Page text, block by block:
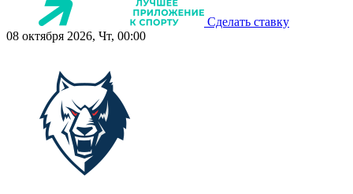
Сделать ставку
08 октября 2026, Чт, 00:00